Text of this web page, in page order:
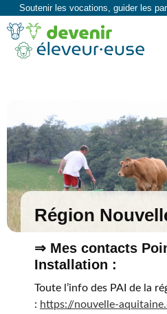
Soutenir les vocations, guider les
Région
⇒ Mes contacts
Installation :
Toute l’info des PAI de la
: https://nouvelle-